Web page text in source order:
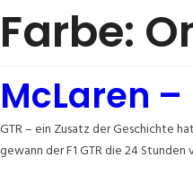
Farbe:
McLaren –
GTR – ein Zusatz der Geschichte
gewann der F1 GTR die 24 Stunden